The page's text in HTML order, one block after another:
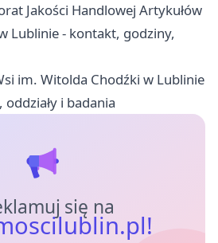
Jakości Handlowej Artykułów
Lublinie - kontakt, godziny,
im. Witolda Chodźki w Lublinie
i badania
się na